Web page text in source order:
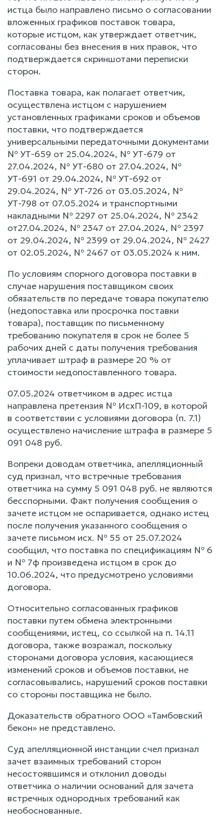
истца было направлено письмо о согласовании
вложенных графиков поставок товара,
которые истцом, как утверждает ответчик,
согласованы без внесения в них правок, что
подтверждается скриншотами переписки
сторон.
Поставка товара, как полагает ответчик,
осуществлена истцом с нарушением
установленных графиками сроков и объемов
поставки, что подтверждается
универсальными передаточными документами
№ УТ-659 от 25.04.2024, № УТ-679 от
27.04.2024, № УТ-680 от 27.04.2024, №
УТ-691 от 29.04.2024, № УТ-692 от
29.04.2024, № УТ-726 от 03.05.2024, №
УТ-798 от 07.05.2024 и транспортными
накладными № 2297 от 25.04.2024, № 2342
от27.04.2024, № 2347 от 27.04.2024, № 2397
от 29.04.2024, № 2399 от 29.04.2024, № 2427
от 02.05.2024, № 2467 от 03.05.2024 к ним.
По условиям спорного договора поставки в
случае нарушения поставщиком своих
обязательств по передаче товара покупателю
(недопоставка или просрочка поставки
товара), поставщик по письменному
требованию покупателя в срок не более 5
рабочих дней с даты получения требования
уплачивает штраф в размере 20 % от
стоимости недопоставленного товара.
07.05.2024 ответчиком в адрес истца
направлена претензия № ИсхП-109, в которой
в соответствии с условиями договора (п. 7.1)
осуществлено начисление штрафа в размере 5
091 048 руб.
Вопреки доводам ответчика, апелляционный
суд признал, что встречные требования
ответчика на сумму 5 091 048 руб. не являются
бесспорными. Факт получения сообщения о
зачете истцом не оспаривается, однако истец
после получения указанного сообщения о
зачете письмом исх. № 55 от 25.07.2024
сообщил, что поставка по спецификациям № 6
и № 7ф произведена истцом в срок до
10.06.2024, что предусмотрено условиями
договора.
Относительно согласованных графиков
поставки путем обмена электронными
сообщениями, истец, со ссылкой на п. 14.11
договора, также возражал, поскольку
сторонами договора условия, касающиеся
изменений сроков и объемов поставки, не
согласовывались, нарушений сроков поставки
со стороны поставщика не было.
Доказательств обратного ООО «Тамбовский
бекон» не представлено.
Суд апелляционной инстанции счел признал
зачет взаимных требований сторон
несостоявшимся и отклонил доводы
ответчика о наличии оснований для зачета
встречных однородных требований как
необоснованные.